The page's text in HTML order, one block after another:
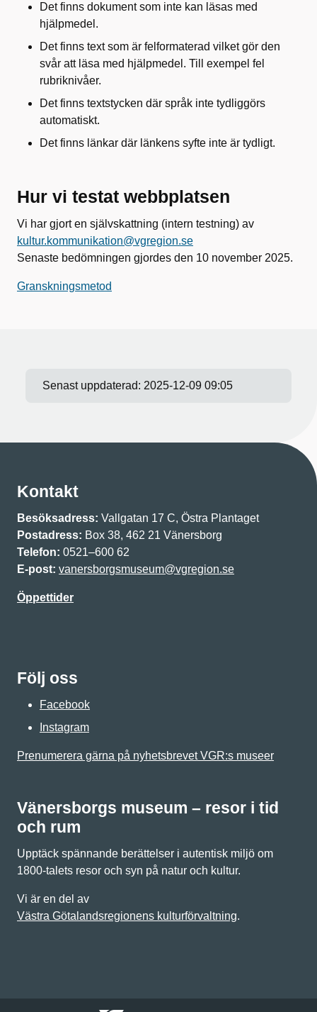
Det finns dokument som inte kan läsas med
hjälpmedel.
Det finns text som är felformaterad vilket gör den
svår att läsa med hjälpmedel. Till exempel fel
rubriknivåer.
Det finns textstycken där språk inte tydliggörs
automatiskt.
Det finns länkar där länkens syfte inte är tydligt.
Hur vi testat webbplatsen
Vi har gjort en självskattning (intern testning) av
kultur.kommunikation@vgregion.se
Senaste bedömningen gjordes den 10 november 2025.
Granskningsmetod
Senast uppdaterad: 2025-12-09 09:05
Kontakt
Besöksadress: Vallgatan 17 C, Östra Plantaget
Postadress: Box 38, 462 21 Vänersborg
Telefon: 0521–600 62
E-post: vanersborgsmuseum@vgregion.se
Öppettider
Följ oss
Facebook
Instagram
Prenumerera gärna på nyhetsbrevet VGR:s museer
Vänersborgs museum – resor i tid
och rum
Upptäck spännande berättelser i autentisk miljö om
1800-talets resor och syn på natur och kultur.
Vi är en del av
Västra Götalandsregionens kulturförvaltning.